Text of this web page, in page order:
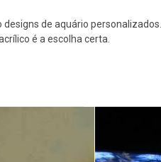
de aquário personalizados.
é a escolha certa.